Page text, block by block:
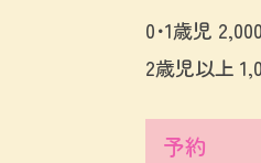
0･1歳児
2歳児以上
予約